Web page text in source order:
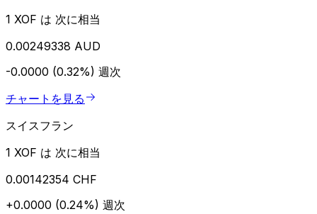
1 XOF は 次に相当
0.00249338 AUD
-0.0000 (0.32%) 週次
チャートを見る
スイスフラン
1 XOF は 次に相当
0.00142354 CHF
+0.0000 (0.24%) 週次